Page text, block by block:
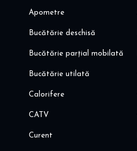
Apometre
Bucătărie deschisă
Bucătărie parțial mobilată
Bucătărie utilată
Calorifere
CATV
Curent